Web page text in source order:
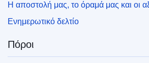
Η αποστολή μας, το όραμά μας και οι
Ενημερωτικό δελτίο
Πόροι